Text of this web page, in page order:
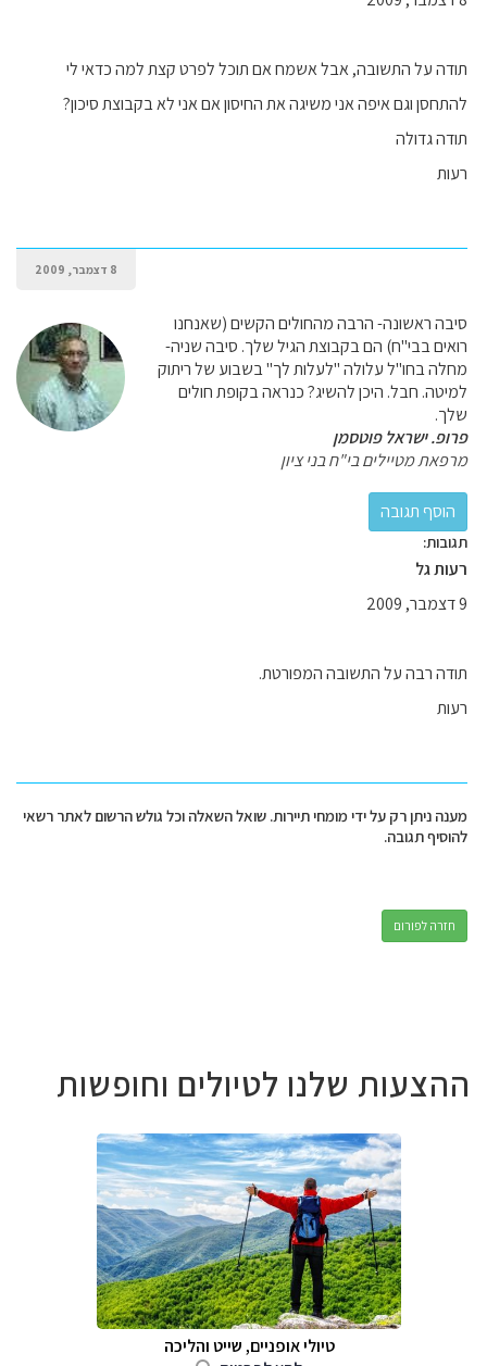
תודה על התשובה, אבל אשמח אם תוכל לפרט קצת למה כדאי לי
להתחסן וגם איפה אני משיגה את החיסון אם אני לא בקבוצת סיכון?
תודה גדולה
רעות
8 דצמבר, 2009
סיבה ראשונה- הרבה מהחולים הקשים (שאנחנו
רואים בבי"ח) הם בקבוצת הגיל שלך. סיבה שניה-
מחלה בחו"ל עלולה "לעלות לך" בשבוע של ריתוק
למיטה. חבל. היכן להשיג? כנראה בקופת חולים
שלך.
פרופ. ישראל פוטסמן
מרפאת מטיילים בי"ח בני ציון
תגובות:
רעות גל
9 דצמבר, 2009
תודה רבה על התשובה המפורטת.
רעות
מענה ניתן רק על ידי מומחי תיירות. שואל השאלה וכל גולש הרשום לאתר רשאי
להוסיף תגובה.
חזרה לפורום
ההצעות שלנו לטיולים וחופשות
טיולי אופניים, שייט והליכה